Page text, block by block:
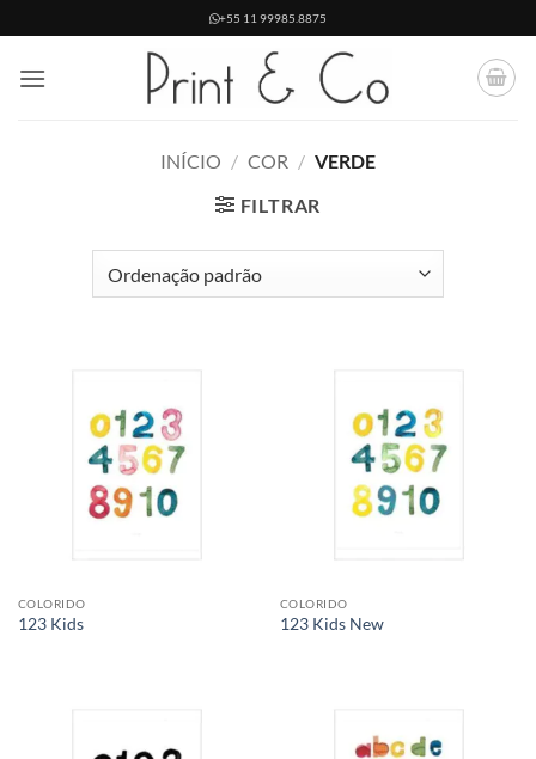
to
content
+55 11 99985.8875
INÍCIO / COR / VERDE
FILTRAR
COLORIDO
123 Kids
COLORIDO
123 Kids New